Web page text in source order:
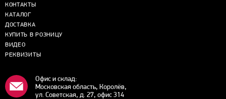
КОНТАКТЫ
КАТАЛОГ
ДОСТАВКА
КУПИТЬ В РОЗНИЦУ
ВИДЕО
РЕКВИЗИТЫ
Офис и склад:
Московская область, Королёв,
ул. Советская, д. 27, офис 314